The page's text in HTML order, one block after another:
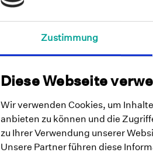
Zustimmung
Diese Webseite
Wir verwenden Cookies, um
anbieten zu können und die
zu Ihrer Verwendung unserer
Unsere Partner führen diese